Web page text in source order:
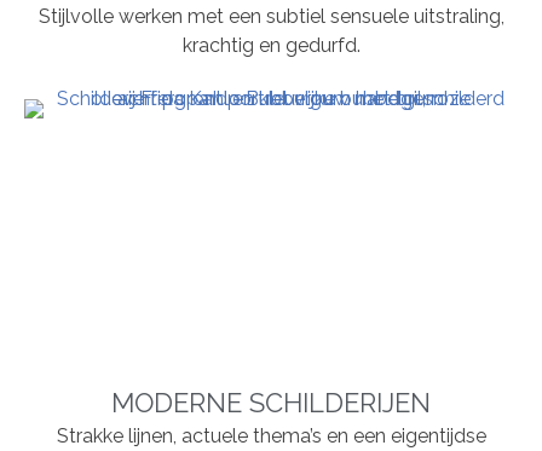
Stijlvolle werken met een subtiel sensuele uitstraling,
krachtig en gedurfd.
MODERNE SCHILDERIJEN
Strakke lijnen, actuele thema’s en een eigentijdse